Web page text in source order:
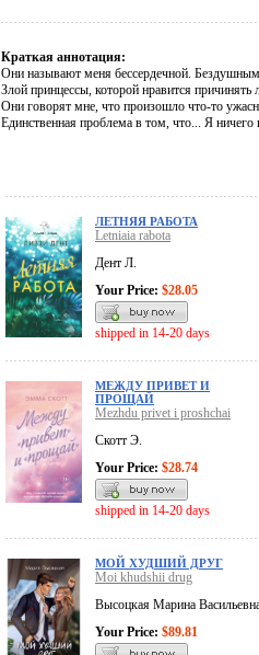
Краткая аннотация:
Они называют меня бессердечной.
Злой принцессы, которой нравится
Они говорят мне, что произошло что-то
Единственная проблема в том, что... Я ничего
ЛЕТНЯЯ РАБОТА
Letniaia rabota
Дент Л.
Your Price: $28.05
shipped in 14-20 days
МЕЖДУ ПРИВЕТ И
ПРОЩАЙ
Mezhdu privet i proshchai
Скотт Э.
Your Price: $28.74
shipped in 14-20 days
МОЙ ХУДШИЙ ДРУГ
Moi khudshii drug
Высоцкая Марина
Your Price: $89.81